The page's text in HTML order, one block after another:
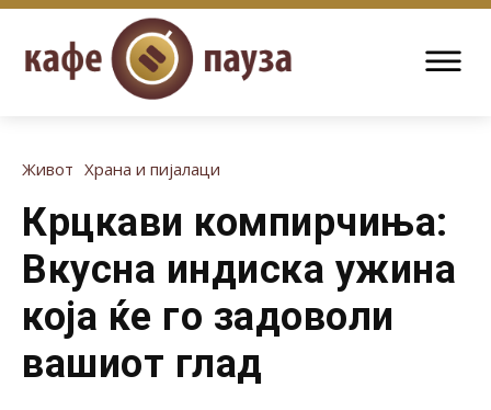
Живот Храна и пијалаци
Крцкави компирчиња:
Вкусна индиска ужина
која ќе го задоволи
вашиот глад